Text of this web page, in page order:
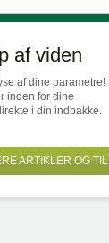
af viden
af dine parametre!
inden for dine
i din indbakke.
ARTIKLER OG